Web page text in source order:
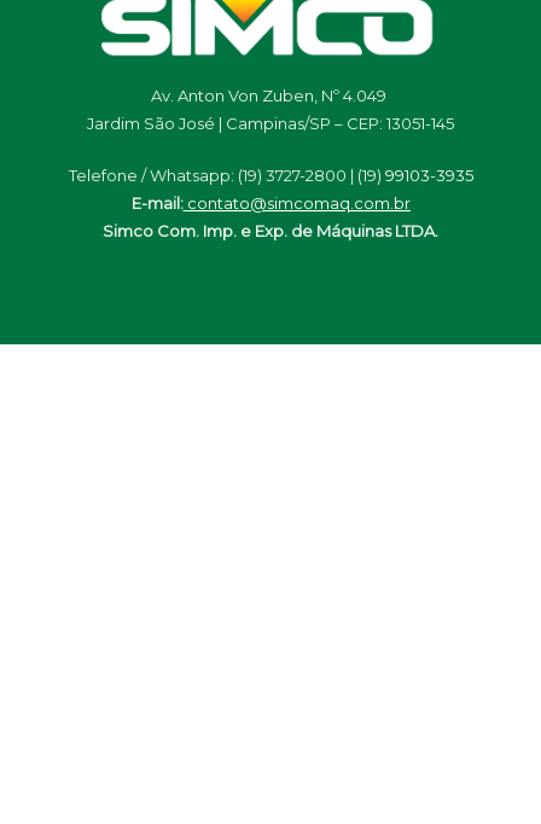
Av. Anton Von Zuben, Nº 4.049
Jardim São José | Campinas/SP – CEP: 13051-145
Telefone / Whatsapp: (19) 3727-2800 | (19) 99103-3935
E-mail: contato@simcomaq.com.br
Simco Com. Imp. e Exp. de Máquinas LTDA.